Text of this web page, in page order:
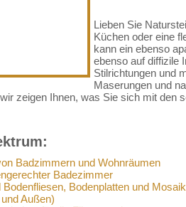
Lieben Sie
Küchen oder eine
kann ein ebenso
ebenso auf diffizile
Stilrichtungen und
Maserungen und
zeigen Ihnen, was Sie sich mit den
Badzimmern und Wohnräumen
Badezimmer
Bodenplatten und Mosaik
Außen)